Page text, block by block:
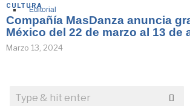
Editorial
CULTURA
Compañía MasDanza anuncia
México del 22 de marzo al 13 de
Marzo 13, 2024